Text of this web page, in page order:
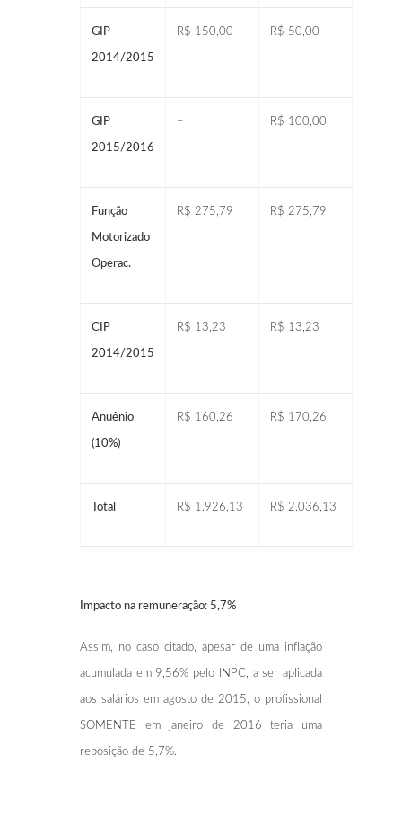
GIP
2014/2015
R$ 150,00 R$ 50,00
GIP
2015/2016
– R$ 100,00
Função
Motorizado
Operac.
R$ 275,79 R$ 275,79
CIP
2014/2015
R$ 13,23 R$ 13,23
Anuênio
(10%)
R$ 160,26 R$ 170,26
Total R$ 1.926,13 R$ 2.036,13
Impacto na remuneração: 5,7%
Assim, no caso citado, apesar de uma inflação
acumulada em 9,56% pelo INPC, a ser aplicada
aos salários em agosto de 2015, o profissional
SOMENTE em janeiro de 2016 teria uma
reposição de 5,7%.